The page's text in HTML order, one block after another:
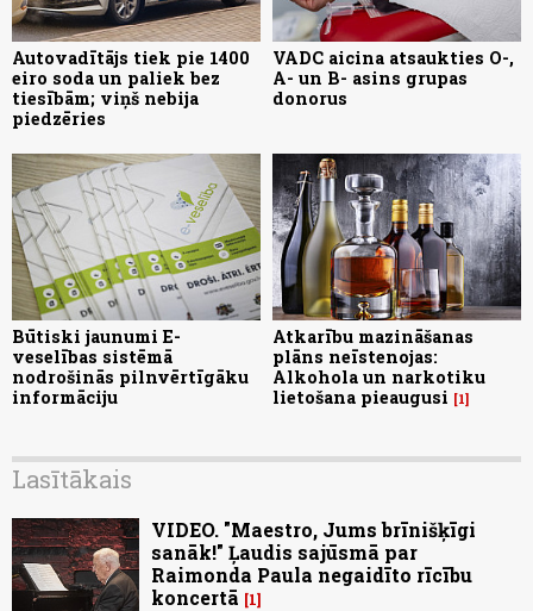
Autovadītājs tiek pie 1400
eiro soda un paliek bez
tiesībām; viņš nebija
piedzēries
VADC aicina atsaukties O-,
A- un B- asins grupas
donorus
Būtiski jaunumi E-
veselības sistēmā
nodrošinās pilnvērtīgāku
informāciju
Atkarību mazināšanas
plāns neīstenojas:
Alkohola un narkotiku
lietošana pieaugusi
1
Lasītākais
VIDEO. "Maestro, Jums brīnišķīgi
sanāk!" Ļaudis sajūsmā par
Raimonda Paula negaidīto rīcību
koncertā
1